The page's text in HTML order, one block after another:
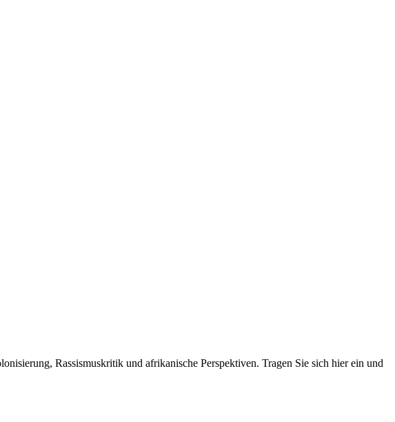
Rassismuskritik und afrikanische Perspektiven. Tragen Sie sich hier ein und